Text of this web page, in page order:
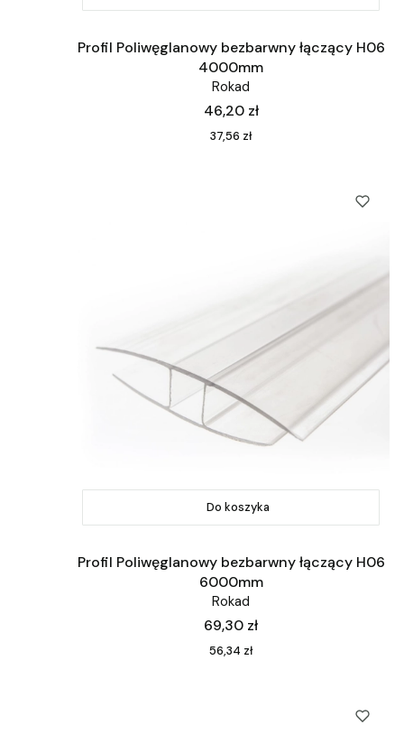
Profil Poliwęglanowy bezbarwny łączący H06
4000mm
Rokad
Cena
46,20 zł
Cena
37,56 zł
Do koszyka
Profil Poliwęglanowy bezbarwny łączący H06
6000mm
Rokad
Cena
69,30 zł
Cena
56,34 zł